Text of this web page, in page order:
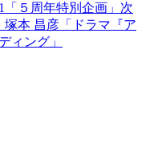
５周年特別企画」 次
本 昌彦「ドラマ『ア
ィング」